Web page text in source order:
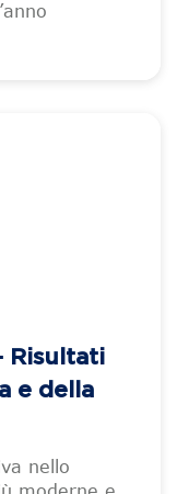
Risultati
e della
nello